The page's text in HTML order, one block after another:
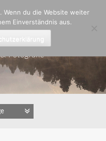
Fotografie
Wenn du die Website weiter
Einverständnis aus.